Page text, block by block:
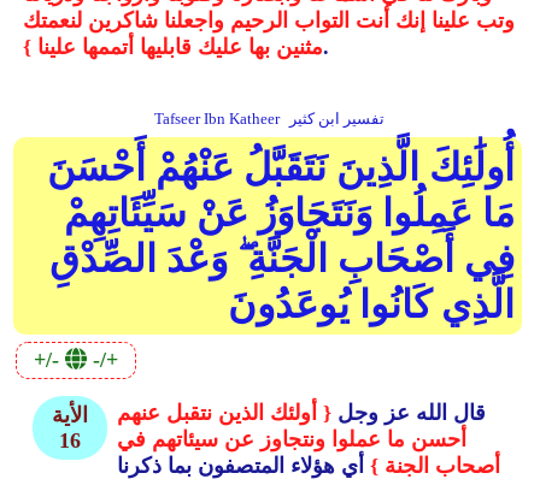
وتب علينا إنك أنت التواب الرحيم واجعلنا شاكرين لنعمتك
مثنين بها عليك قابليها أتممها علينا }.
Tafseer Ibn Katheer تفسير ابن كثير
أُولَٰئِكَ الَّذِينَ نَتَقَبَّلُ عَنْهُمْ أَحْسَنَ
مَا عَمِلُوا وَنَتَجَاوَزُ عَنْ سَيِّئَاتِهِمْ
فِي أَصْحَابِ الْجَنَّةِ ۖ وَعْدَ الصِّدْقِ
الَّذِي كَانُوا يُوعَدُونَ
+/- -/+
الأية
16
قال الله عز وجل { أولئك الذين نتقبل عنهم
أحسن ما عملوا ونتجاوز عن سيئاتهم في
أصحاب الجنة }أي هؤلاء المتصفون بما ذكرنا